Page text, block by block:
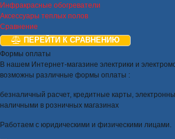
Инфракрасные обогреватели
Аксессуары теплых полов
Сравнение
ПЕРЕЙТИ К СРАВНЕНИЮ
Формы оплаты
В нашем Интернет-магазине электрики и
возможны различные формы оплаты :
безналичный расчет, кредитные карты,
наличными в розничных магазинах
Работаем с юридическими и физическими лицами.